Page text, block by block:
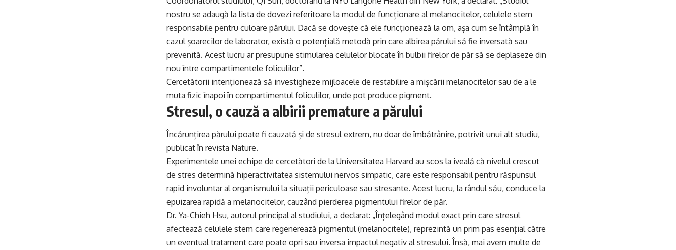
nostru se adaugă la lista de dovezi referitoare la modul de funcționare al melanocitelor, celulele stem
responsabile pentru culoare părului. Dacă se dovește că ele funcționează la om, așa cum se întâmplă în
cazul șoarecilor de laborator, există o potențială metodă prin care albirea părului să fie inversată sau
prevenită. Acest lucru ar presupune stimularea celulelor blocate în bulbii firelor de păr să se deplaseze din
nou între compartimentele foliculilor”.
Cercetătorii intenționează să investigheze mijloacele de restabilire a mișcării melanocitelor sau de a le
muta fizic înapoi în compartimentul foliculilor, unde pot produce pigment.
Stresul, o cauză a albirii premature a părului
Încărunțirea părului poate fi cauzată și de stresul extrem, nu doar de îmbătrânire, potrivit unui alt studiu,
publicat în revista Nature.
Experimentele unei echipe de cercetători de la Universitatea Harvard au scos la iveală că nivelul crescut
de stres determină hiperactivitatea sistemului nervos simpatic, care este responsabil pentru răspunsul
rapid involuntar al organismului la situații periculoase sau stresante. Acest lucru, la rândul său, conduce la
epuizarea rapidă a melanocitelor, cauzând pierderea pigmentului firelor de păr.
Dr. Ya-Chieh Hsu, autorul principal al studiului, a declarat: „Înțelegând modul exact prin care stresul
afectează celulele stem care regenerează pigmentul (melanocitele), reprezintă un prim pas esențial către
un eventual tratament care poate opri sau inversa impactul negativ al stresului. Însă, mai avem multe de